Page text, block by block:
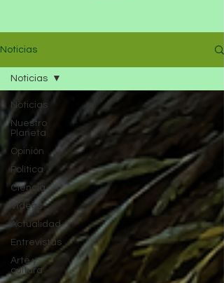
Noticias
Noticias
Nuestro
Planeta
Opinión
Política
Ciencia
Videos
Actualidad
Entrevistas
Arte y
cultura
Noticias